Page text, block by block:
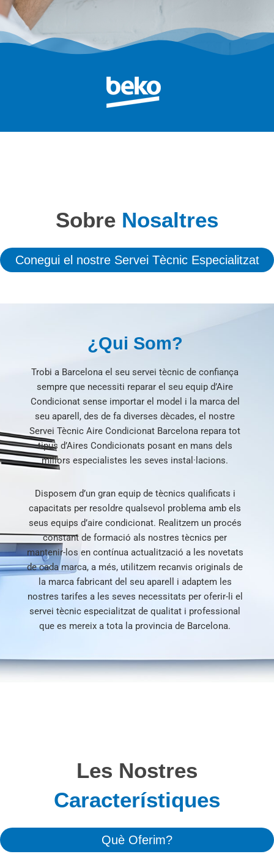
Sobre Nosaltres
Conegui el nostre Servei Tècnic Especialitzat
¿Qui Som?
Trobi a Barcelona el seu servei tècnic de confiança
sempre que necessiti reparar el seu equip d’Aire
Condicionat sense importar el model i la marca del
seu aparell, des de fa diverses dècades, el nostre
Servei Tècnic Aire Condicionat Barcelona repara tot
tipus d’Aires Condicionats posant en mans dels
millors especialistes les seves instal·lacions.
Disposem d’un gran equip de tècnics qualificats i
capacitats per resoldre qualsevol problema amb els
seus equips d’aire condicionat. Realitzem un procés
constant de formació als nostres tècnics per
mantenir-los en contínua actualització a les novetats
de cada marca, a més, utilitzem recanvis originals de
la marca fabricant del seu aparell i adaptem les
nostres tarifes a les seves necessitats per oferir-li el
servei tècnic especialitzat de qualitat i professional
que es mereix a tota la provincia de Barcelona.
Les Nostres
Característiques
Què Oferim?